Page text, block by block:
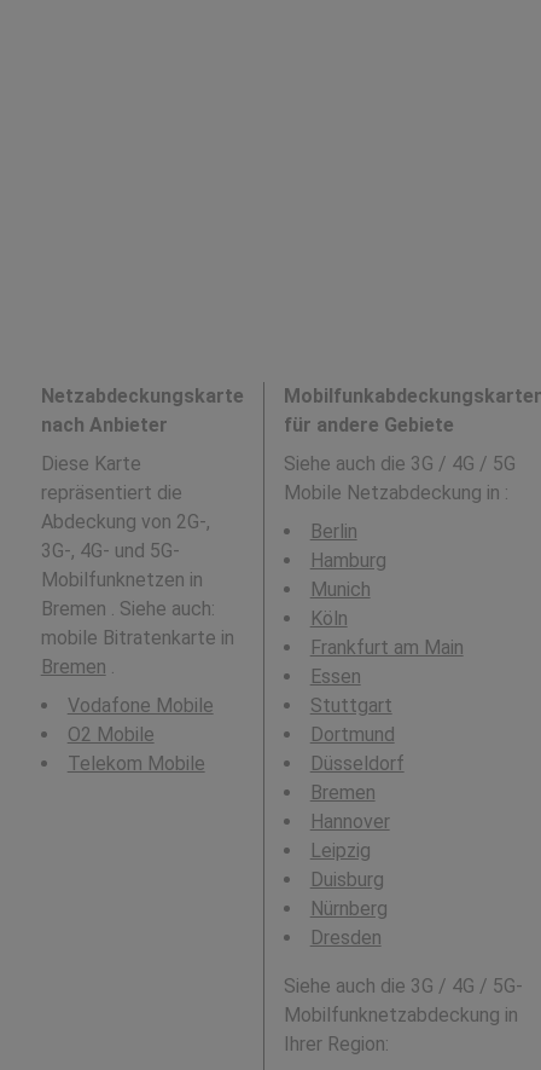
Netzabdeckungskarte
nach Anbieter
Diese Karte
repräsentiert die
Abdeckung von 2G-,
3G-, 4G- und 5G-
Mobilfunknetzen in
Bremen . Siehe auch:
mobile Bitratenkarte in
Bremen
Vodafone Mobile
O2 Mobile
Telekom Mobile
für andere Gebiete
Siehe auch die 3G / 4G / 5G
Mobile Netzabdeckung in :
Berlin
Hamburg
Munich
Köln
Frankfurt am Main
Essen
Stuttgart
Dortmund
Düsseldorf
Bremen
Hannover
Leipzig
Duisburg
Nürnberg
Dresden
Siehe auch die 3G / 4G / 5G-
Mobilfunknetzabdeckung in
Ihrer Region: